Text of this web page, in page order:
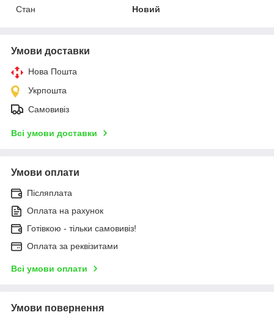
Стан
Новий
Умови доставки
Нова Пошта
Укрпошта
Самовивіз
Всі умови доставки
Умови оплати
Післяплата
Оплата на рахунок
Готівкою - тільки самовивіз!
Оплата за реквізитами
Всі умови оплати
Умови повернення